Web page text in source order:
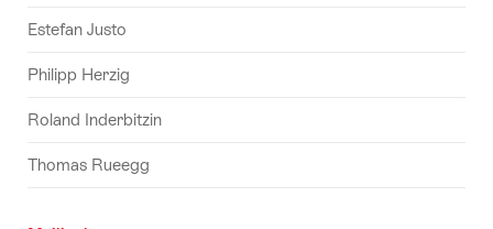
Estefan Justo
Philipp Herzig
Roland Inderbitzin
Thomas Rueegg